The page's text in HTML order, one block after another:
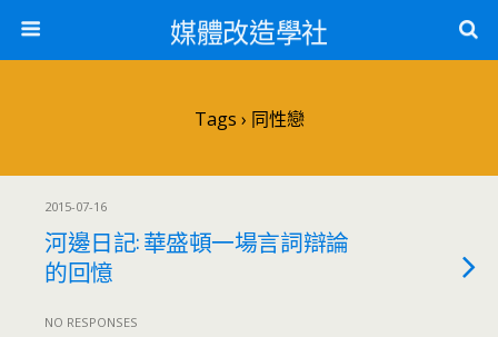
媒體改造學社
Tags › 同性戀
2015-07-16
河邊日記: 華盛頓一場言詞辯論
的回憶
NO RESPONSES